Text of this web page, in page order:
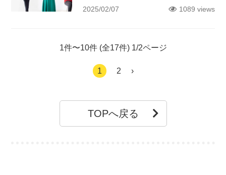
2025/02/07 1089 views
1件〜10件 (全17件) 1/2ページ
1 2 ›
TOPへ戻る